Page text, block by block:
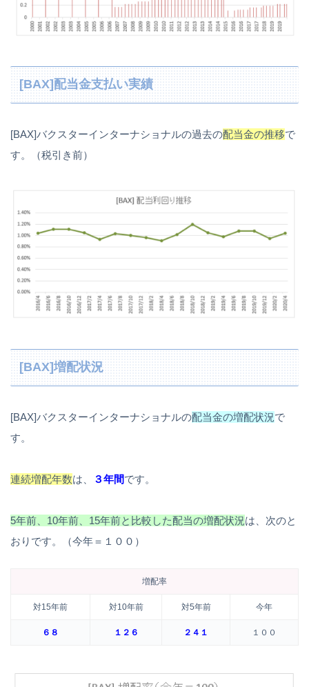
[BAX]配当金支払い実績
[BAX]バクスターインターナショナルの過去の配当金の推移で
す。（税引き前）
[BAX]増配状況
[BAX]バクスターインターナショナルの配当金の増配状況で
す。
連続増配年数は、 ３年間です。
5年前、10年前、15年前と比較した配当の増配状況は、次のと
おりです。（今年＝１００）
増配率
対15年前 対10年前 対5年前 今年
６８ １２６ ２４１ １００